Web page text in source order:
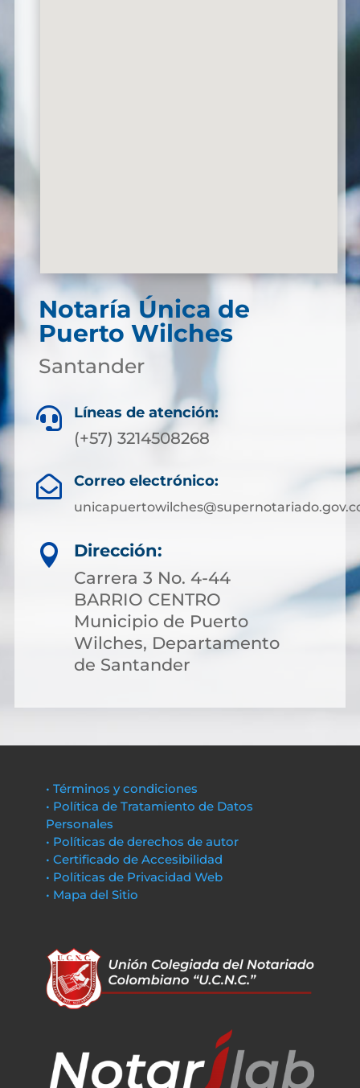
Notaría Única de
Puerto Wilches
Santander
 Líneas de atención:
(+57) 3214508268
 Correo electrónico:

Dirección:
Carrera 3 No. 4-44
BARRIO CENTRO
Municipio de Puerto
Wilches, Departamento
de Santander
• Términos y condiciones
• Política de Tratamiento de Datos
Personales
• Políticas de derechos de autor
• Certificado de Accesibilidad
• Políticas de Privacidad Web
• Mapa del Sitio